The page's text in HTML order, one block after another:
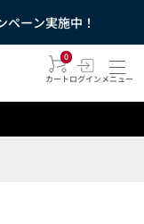
ペーン実施中！
0
カートログインメニュー